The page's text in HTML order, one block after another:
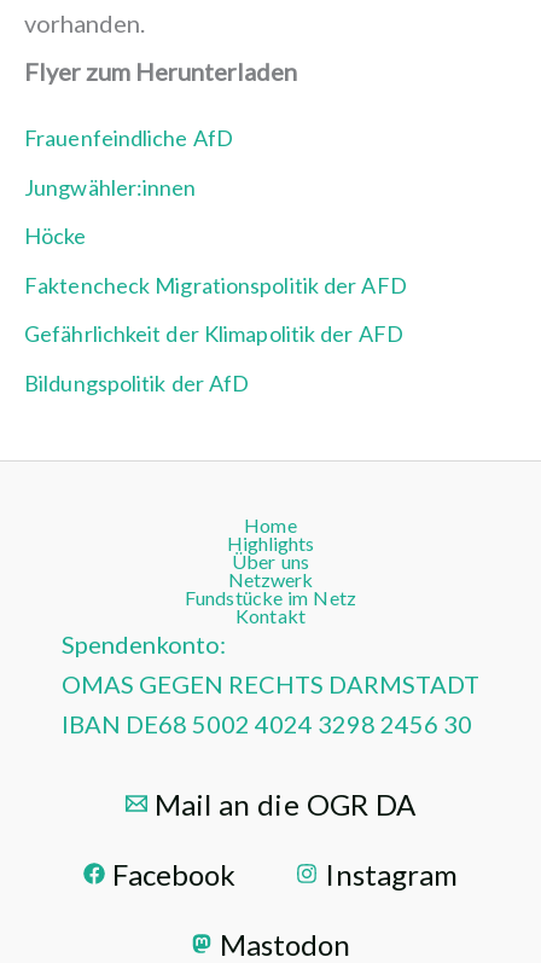
vorhanden.
Flyer zum Herunterladen
Frauenfeindliche AfD
Jungwähler:innen
Höcke
Faktencheck Migrationspolitik der AFD
Gefährlichkeit der Klimapolitik der AFD
Bildungspolitik der AfD
Home
Highlights
Über uns
Netzwerk
Fundstücke im Netz
Kontakt
Spendenkonto:
OMAS GEGEN RECHTS DARMSTADT
IBAN DE68 5002 4024 3298 2456 30
Mail an die OGR DA
Facebook
Instagram
Mastodon